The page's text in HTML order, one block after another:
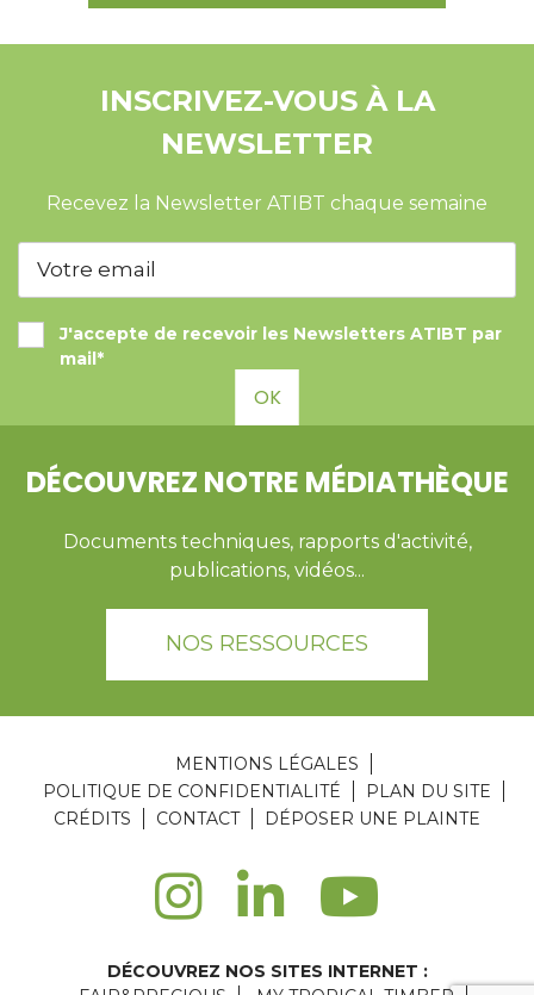
INSCRIVEZ-VOUS À LA
NEWSLETTER
Recevez la Newsletter ATIBT chaque semaine
J'accepte de recevoir les Newsletters ATIBT par
mail*
OK
DÉCOUVREZ NOTRE MÉDIATHÈQUE
Documents techniques, rapports d'activité,
publications, vidéos...
NOS RESSOURCES
MENTIONS LÉGALES
POLITIQUE DE CONFIDENTIALITÉ
PLAN DU SITE
CRÉDITS
CONTACT DÉPOSER UNE PLAINTE
DÉCOUVREZ NOS SITES INTERNET :